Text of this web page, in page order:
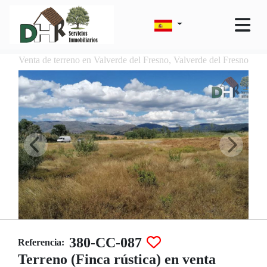
Venta de terreno en Valverde del Fresno, Valverde del Fresno
Referencia: 380-CC-087
Terreno (Finca rústica) en venta